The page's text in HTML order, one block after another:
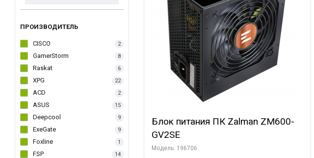
ПРОИЗВОДИТЕЛЬ
CISCO 2
GamerStorm 8
Raskat 6
XPG 22
ACD 2
ASUS 15
Deepcool 9
ExeGate 9
Foxline 1
FSP 14
Блок питания ПК Zalman ZM600-
GV2SE
Модель: 196706